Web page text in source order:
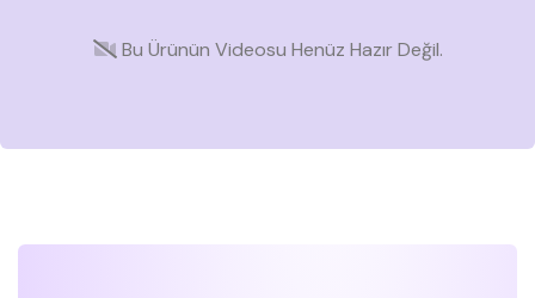
Bu Ürünün Videosu Henüz Hazır Değil.